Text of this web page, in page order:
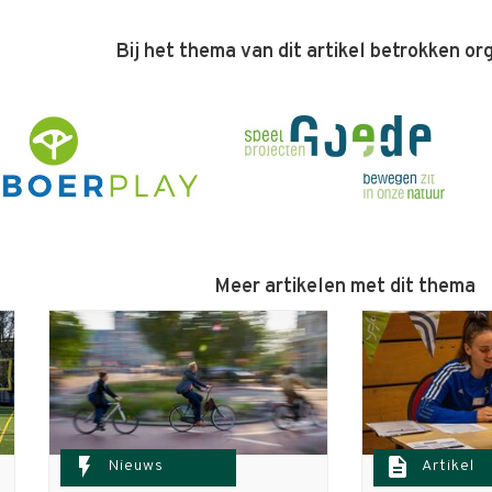
Bij het thema van dit artikel betrokken
Meer artikelen met dit thema
flash_on Nieuws description Artikel